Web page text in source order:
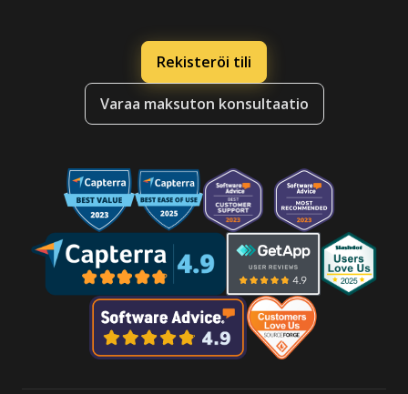
Rekisteröi tili
Varaa maksuton konsultaatio